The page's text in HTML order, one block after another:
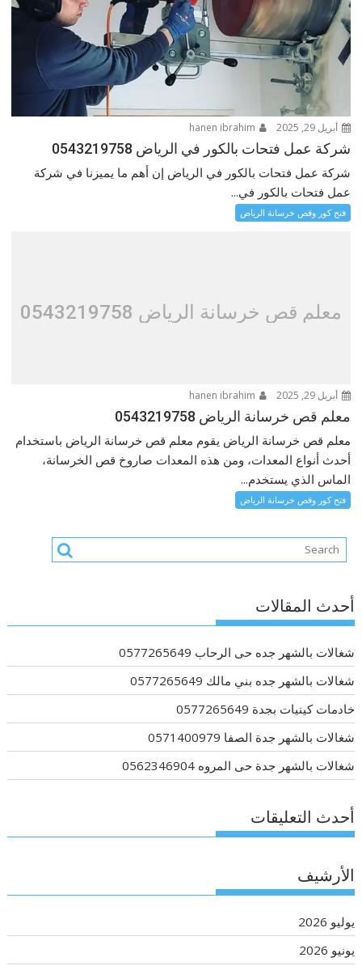
أبريل 29, 2025
شركة عمل فتحات بالكور في الرياض 0543219758
شركة عمل فتحات بالكور في الرياض إن أهم ما يميزنا في شركة
عمل فتحات بالكور في...
فتح كور وقص خرسانة الرياض
معلم قص خرسانة الرياض 0543219758
أبريل 29, 2025
معلم قص خرسانة الرياض 0543219758
معلم قص خرسانة الرياض يقوم معلم قص خرسانة الرياض باستخدام
أحدث أنواع المعدات، ومن هذه المعدات صاروخ قص الخرسانة،
الماس الذي يستخدم...
فتح كور وقص خرسانة الرياض
أحدث المقالات
شغالات بالشهر جده حى الرحاب 0577265649
شغالات بالشهر جده بني مالك 0577265649
خادمات كينيات بجدة 0577265649
شغالات بالشهر جدة الصفا 0571400979
شغالات بالشهر جدة حى المروه 0562346904
أحدث التعليقات
الأرشيف
يوليو 2026
يونيو 2026